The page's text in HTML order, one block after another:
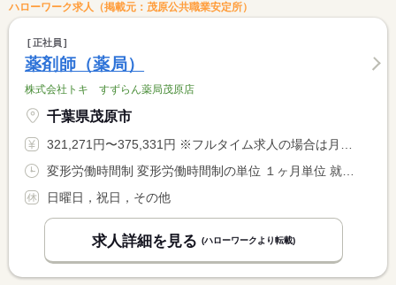
ハローワーク求人（掲載元：茂原公共職業安定所）
正社員
薬剤師（薬局）
株式会社トキ すずらん薬局茂原店
千葉県茂原市
321,271円〜375,331円 ※フルタイム求人の場合は月額（換算額）、パート求人の場合は時間額を表示しています。
日曜日，祝日，その他
求人詳細を見る (ハローワークより転載)